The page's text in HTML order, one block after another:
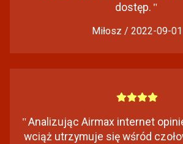
dostęp. "
Miłosz / 2022-09-01
"Analizując Airmax internet
wciąż utrzymuje się wśród